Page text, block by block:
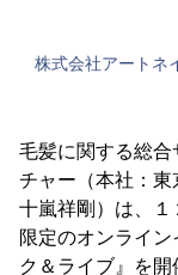
株式会社アートネ
毛髪に関する総合
チャー（本社：
十嵐祥剛）は、
限定のオンライ
ク＆ライブ』を開